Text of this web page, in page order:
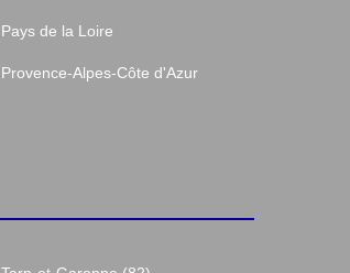
Pays de la Loire
Provence-Alpes-Côte d'Azur